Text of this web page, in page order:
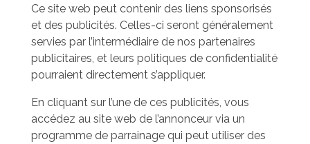
Ce site web peut contenir des liens sponsorisés
et des publicités. Celles-ci seront généralement
servies par l’intermédiaire de nos partenaires
publicitaires, et leurs politiques de confidentialité
pourraient directement s’appliquer.
En cliquant sur l’une de ces publicités, vous
accédez au site web de l’annonceur via un
programme de parrainage qui peut utiliser des